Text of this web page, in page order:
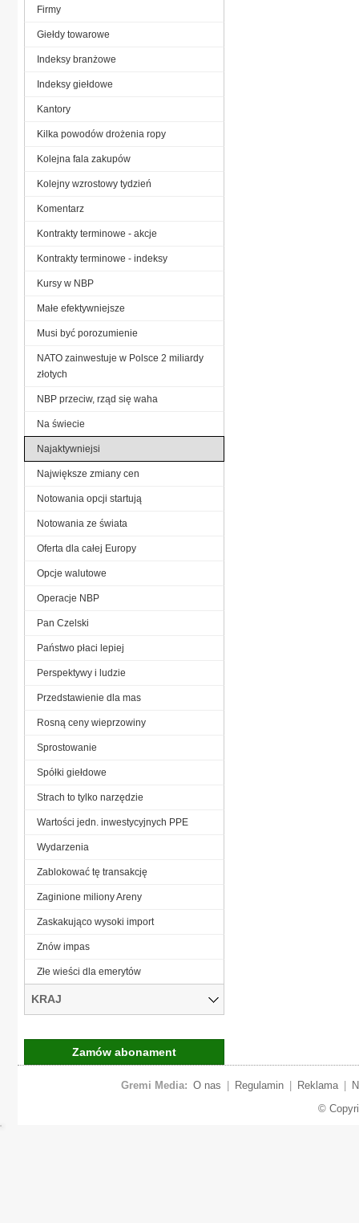
Firmy
Giełdy towarowe
Indeksy branżowe
Indeksy giełdowe
Kantory
Kilka powodów drożenia ropy
Kolejna fala zakupów
Kolejny wzrostowy tydzień
Komentarz
Kontrakty terminowe - akcje
Kontrakty terminowe - indeksy
Kursy w NBP
Małe efektywniejsze
Musi być porozumienie
NATO zainwestuje w Polsce 2 miliardy
złotych
NBP przeciw, rząd się waha
Na świecie
Najaktywniejsi
Największe zmiany cen
Notowania opcji startują
Notowania ze świata
Oferta dla całej Europy
Opcje walutowe
Operacje NBP
Pan Czelski
Państwo płaci lepiej
Perspektywy i ludzie
Przedstawienie dla mas
Rosną ceny wieprzowiny
Sprostowanie
Spółki giełdowe
Strach to tylko narzędzie
Wartości jedn. inwestycyjnych PPE
Wydarzenia
Zablokować tę transakcję
Zaginione miliony Areny
Zaskakująco wysoki import
Znów impas
Złe wieści dla emerytów
KRAJ
Zamów abonament
Gremi Media: O nas Regulamin Reklama
©